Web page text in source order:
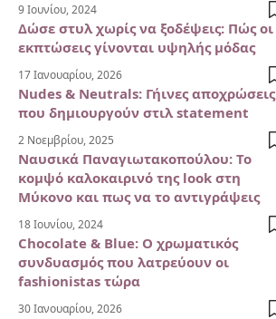
9 Ιουνίου, 2024
Δώσε στυλ χωρίς να ξοδέψεις: Πώς οι
εκπτώσεις γίνονται υψηλής μόδας
17 Ιανουαρίου, 2026
Nudes & Neutrals: Γήινες αποχρώσεις
που δημιουργούν στιλ statement
2 Νοεμβρίου, 2025
Ναυσικά Παναγιωτακοπούλου: Το
κομψό καλοκαιρινό της look στη
Μύκονο και πως να το αντιγράψεις
18 Ιουνίου, 2024
Chocolate & Blue: Ο χρωματικός
συνδυασμός που λατρεύουν οι
fashionistas τώρα
30 Ιανουαρίου, 2026